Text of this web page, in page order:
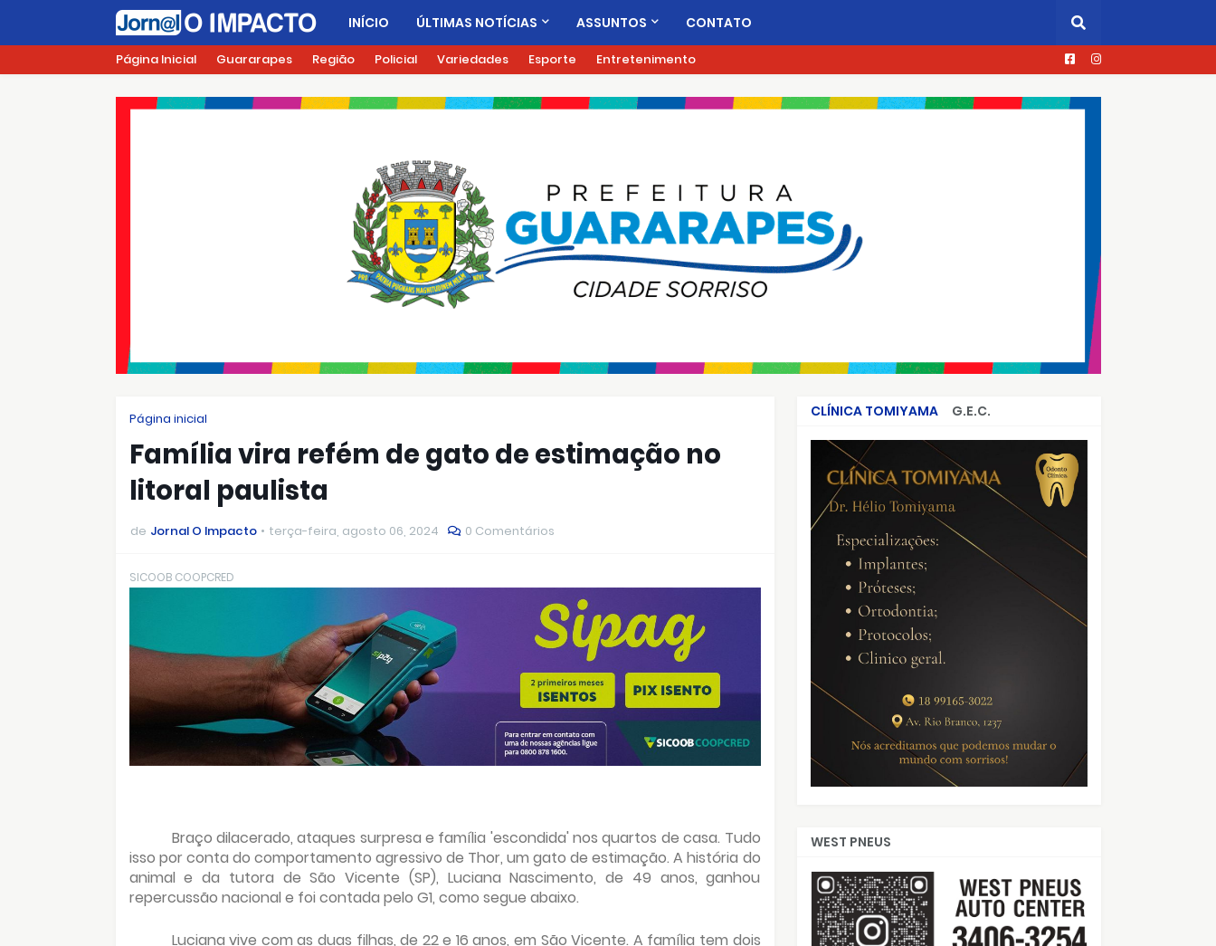
INÍCIO ÚLTIMAS NOTÍCIAS ASSUNTOS CONTATO
Página Inicial Guararapes Região Policial Variedades Esporte Entretenimento
Página inicial
Família vira refém de gato de estimação no
litoral paulista
de Jornal O Impacto terça-feira, agosto 06, 2024 0 Comentários
SICOOB COOPCRED
Braço dilacerado, ataques surpresa e família 'escondida' nos quartos de casa. Tudo
isso por conta do comportamento agressivo de Thor, um gato de estimação. A história do
animal e da tutora de São Vicente (SP), Luciana Nascimento, de 49 anos, ganhou
repercussão nacional e foi contada pelo G1, como segue abaixo.
Luciana vive com as duas filhas, de 22 e 16 anos, em São Vicente. A família tem dois
CLÍNICA TOMIYAMA
G.E.C.
CRIMES QUE ABALARAM O BRASIL
WEST PNEUS